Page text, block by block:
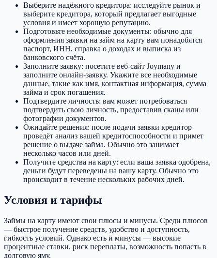
Выберите надёжного кредитора: исследуйте рынок и
выберите кредитора, который предлагает выгодные
условия и имеет хорошую репутацию.
Подготовьте необходимые документы: обычно для
оформления заявки на займ на карту вам понадобятся
паспорт, ИНН, справка о доходах и выписка из
банковского счёта.
Заполните заявку: посетите веб-сайт Joymany и
заполните онлайн-заявку. Укажите все необходимые
данные, такие как имя, контактная информация, сумма
займа и срок погашения.
Подтвердите личность: вам может потребоваться
подтвердить свою личность, предоставив сканы или
фотографии документов.
Ожидайте решения: после подачи заявки кредитор
проведёт анализ вашей кредитоспособности и примет
решение о выдаче займа. Обычно это занимает
несколько часов или дней.
Получите средства на карту: если ваша заявка одобрена,
деньги будут переведены на вашу карту. Обычно это
происходит в течение нескольких рабочих дней.
Условия и тарифы
Займы на карту имеют свои плюсы и минусы. Среди плюсов
— быстрое получение средств, удобство и доступность,
гибкость условий. Однако есть и минусы — высокие
процентные ставки, риск переплаты, возможность попасть в
долговую яму.